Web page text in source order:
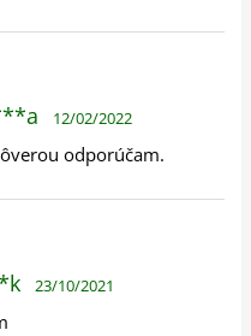
12/02/2022
odporúčam.
23/10/2021